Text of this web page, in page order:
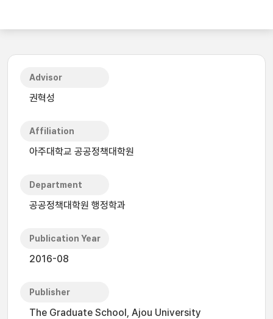
Advisor
권혁성
Affiliation
아주대학교 공공정책대학원
Department
공공정책대학원 행정학과
Publication Year
2016-08
Publisher
The Graduate School, Ajou University